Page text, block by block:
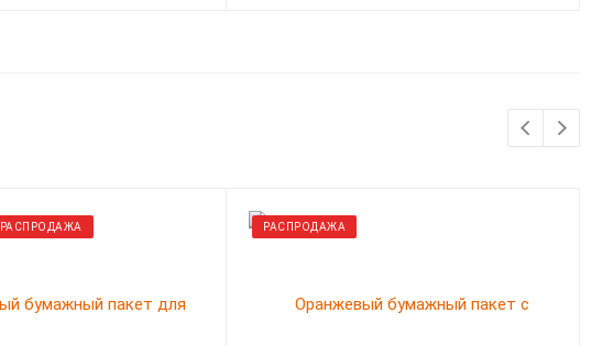
РАСПРОДАЖА РАСПРОДАЖА